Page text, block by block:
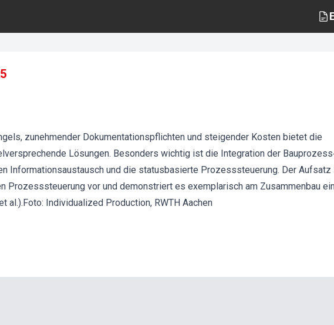
zunehmender Dokumentationspflichten und steigender Kosten bietet die
Lösungen. Besonders wichtig ist die Integration der
Informationsaustausch und die statusbasierte Prozesssteuerung. Der
Prozesssteuerung vor und demonstriert es exemplarisch am Zusammenbau
al.).Foto: Individualized Production, RWTH Aachen